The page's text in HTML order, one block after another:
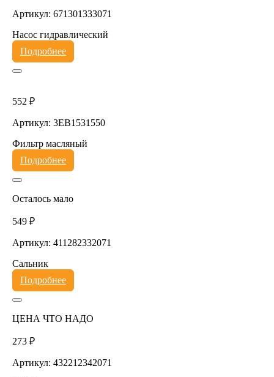
Артикул: 671301333071
Насос гидравлический
Подробнее
552 ₽
Артикул: 3EB1531550
Фильтр масляный
Подробнее
Осталось мало
549 ₽
Артикул: 411282332071
Сальник
Подробнее
ЦЕНА ЧТО НАДО
273 ₽
Артикул: 432212342071